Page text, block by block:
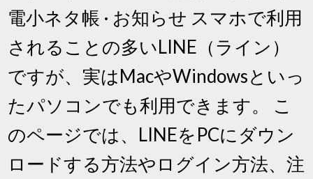
電小ネタ帳 · お知らせ スマホで利用
されることの多いLINE（ライン）
ですが、実はMacやWindowsといっ
たパソコンでも利用できます。 こ
のページでは、LINEをPCにダウン
ロードする方法やログイン方法、注